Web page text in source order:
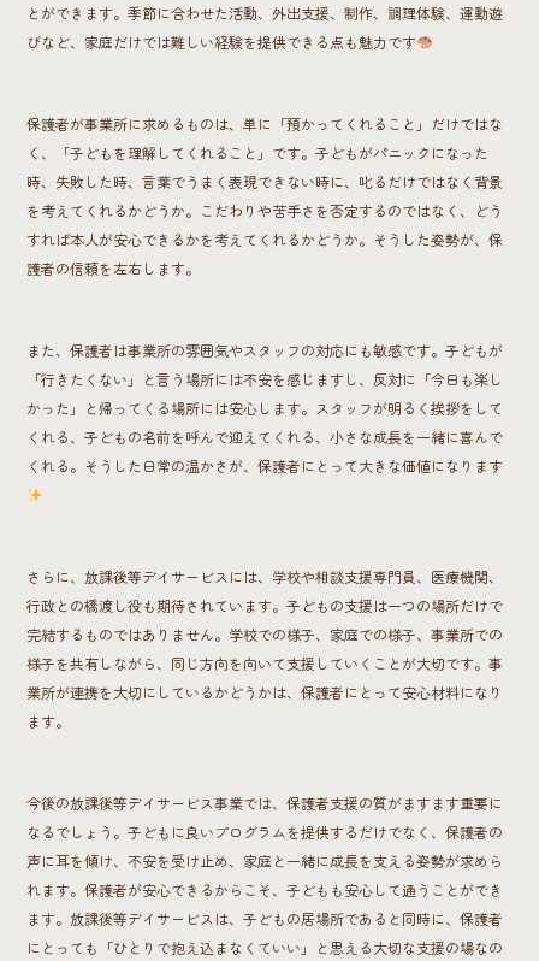
とができます。季節に合わせた活動、外出支援、制作、調理体験、運動遊
びなど、家庭だけでは難しい経験を提供できる点も魅力です
保護者が事業所に求めるものは、単に「預かってくれること」だけではな
く、「子どもを理解してくれること」です。子どもがパニックになった
時、失敗した時、言葉でうまく表現できない時に、叱るだけではなく背景
を考えてくれるかどうか。こだわりや苦手さを否定するのではなく、どう
すれば本人が安心できるかを考えてくれるかどうか。そうした姿勢が、保
護者の信頼を左右します。
また、保護者は事業所の雰囲気やスタッフの対応にも敏感です。子どもが
「行きたくない」と言う場所には不安を感じますし、反対に「今日も楽し
かった」と帰ってくる場所には安心します。スタッフが明るく挨拶をして
くれる、子どもの名前を呼んで迎えてくれる、小さな成長を一緒に喜んで
くれる。そうした日常の温かさが、保護者にとって大きな価値になります
さらに、放課後等デイサービスには、学校や相談支援専門員、医療機関、
行政との橋渡し役も期待されています。子どもの支援は一つの場所だけで
完結するものではありません。学校での様子、家庭での様子、事業所での
様子を共有しながら、同じ方向を向いて支援していくことが大切です。事
業所が連携を大切にしているかどうかは、保護者にとって安心材料になり
ます。
今後の放課後等デイサービス事業では、保護者支援の質がますます重要に
なるでしょう。子どもに良いプログラムを提供するだけでなく、保護者の
声に耳を傾け、不安を受け止め、家庭と一緒に成長を支える姿勢が求めら
れます。保護者が安心できるからこそ、子どもも安心して通うことができ
ます。放課後等デイサービスは、子どもの居場所であると同時に、保護者
にとっても「ひとりで抱え込まなくていい」と思える大切な支援の場なの